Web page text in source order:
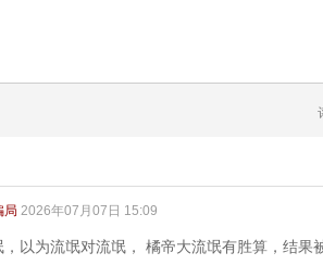
局 2026年07月07日 15:09
以为流氓对流氓， 橘帝大流氓有胜算，结果